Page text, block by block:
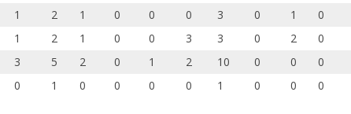
1 2 1 0 0 0 3 0 1 0
1 2 1 0 0 3 3 0 2 0
3 5 2 0 1 2 10 0 0 0
0 1 0 0 0 0 1 0 0 0